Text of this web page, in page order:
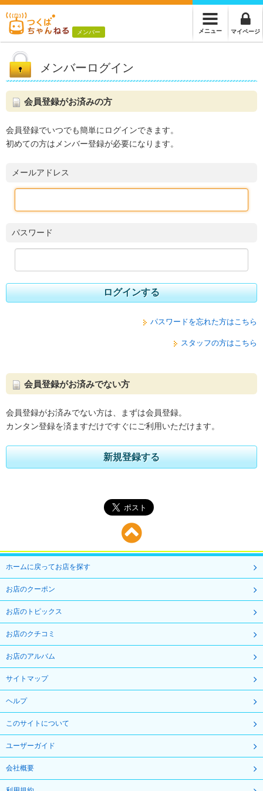
メンバー メニュー マイページ
メンバーログイン
会員登録がお済みの方
会員登録でいつでも簡単にログインできます。
初めての方はメンバー登録が必要になります。
メールアドレス
パスワード
ログインする
パスワードを忘れた方はこちら
スタッフの方はこちら
会員登録がお済みでない方
会員登録がお済みでない方は、まずは会員登録。
カンタン登録を済ますだけですぐにご利用いただけます。
新規登録する
ホームに戻ってお店を探す
お店のクーポン
お店のトピックス
お店のクチコミ
お店のアルバム
サイトマップ
ヘルプ
このサイトについて
ユーザーガイド
会社概要